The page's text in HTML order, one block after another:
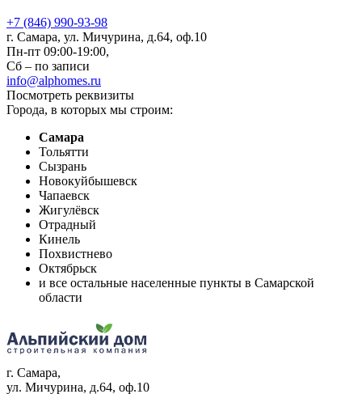
+7 (846) 990-93-98
г. Самара, ул. Мичурина, д.64, оф.10
Пн-пт 09:00-19:00,
Сб – по записи
info@alphomes.ru
Посмотреть реквизиты
Города, в которых мы строим:
Самара
Тольятти
Сызрань
Новокуйбышевск
Чапаевск
Жигулёвск
Отрадный
Кинель
Похвистнево
Октябрьск
и все остальные населенные пункты в Самарской
области
г. Самара,
ул. Мичурина, д.64, оф.10